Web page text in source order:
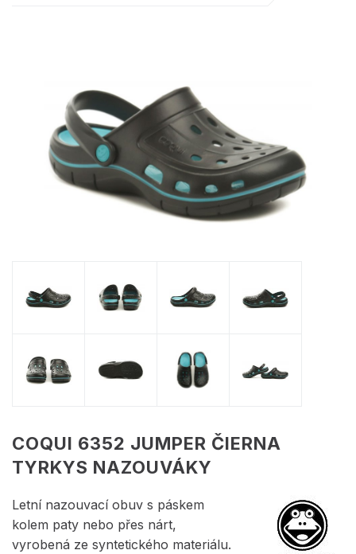
COQUI 6352 JUMPER ČIERNA
TYRKYS NAZOUVÁKY
Letní nazouvací obuv s páskem
kolem paty nebo přes nárt,
vyrobená ze syntetického materiálu.